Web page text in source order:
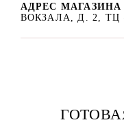
АДРЕС МАГАЗИНА
ВОКЗАЛА, Д. 2, ТЦ